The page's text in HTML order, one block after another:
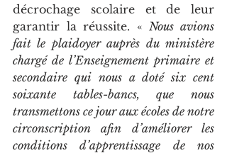
décrochage scolaire et de leur
garantir la réussite. « Nous avions
fait le plaidoyer auprès du ministère
chargé de l’Enseignement primaire et
secondaire qui nous a doté six cent
soixante tables-bancs, que nous
transmettons ce jour aux écoles de notre
circonscription afin d’améliorer les
conditions d’apprentissage de nos